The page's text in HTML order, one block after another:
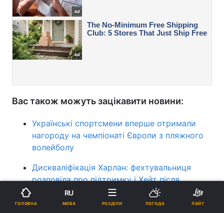
Вас також можуть зацікавити новини:
Українські спортсмени вперше отримали
нагороду на чемпіонаті Європи з пляжного
волейболу
Дискваліфікація Харлан: фехтувальниця
розповіла про підтримку і Хейт після
скандалу
ГОЛОВНА
RU
МОВА РОЗДІЛИ ПОГОДА ЛАЙТ